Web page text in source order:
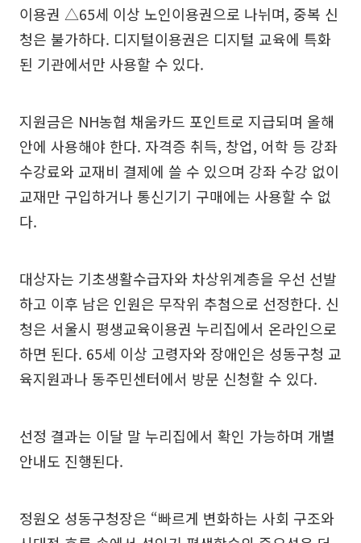
이용권 △65세 이상 노인이용권으로 나뉘며, 중복 신
청은 불가하다. 디지털이용권은 디지털 교육에 특화
된 기관에서만 사용할 수 있다.
지원금은 NH농협 채움카드 포인트로 지급되며 올해
안에 사용해야 한다. 자격증 취득, 창업, 어학 등 강좌
수강료와 교재비 결제에 쓸 수 있으며 강좌 수강 없이
교재만 구입하거나 통신기기 구매에는 사용할 수 없
다.
대상자는 기초생활수급자와 차상위계층을 우선 선발
하고 이후 남은 인원은 무작위 추첨으로 선정한다. 신
청은 서울시 평생교육이용권 누리집에서 온라인으로
하면 된다. 65세 이상 고령자와 장애인은 성동구청 교
육지원과나 동주민센터에서 방문 신청할 수 있다.
선정 결과는 이달 말 누리집에서 확인 가능하며 개별
안내도 진행된다.
정원오 성동구청장은 “빠르게 변화하는 사회 구조와